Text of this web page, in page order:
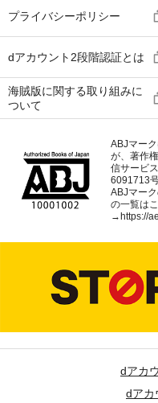
プライバシーポリシー
dアカウント2段階認証とは
海賊版に関する取り組みに
ついて
ABJマー
が、著作
信サービ
6091713
ABJマー
の一覧は
→ https://
dアカ
dアカ